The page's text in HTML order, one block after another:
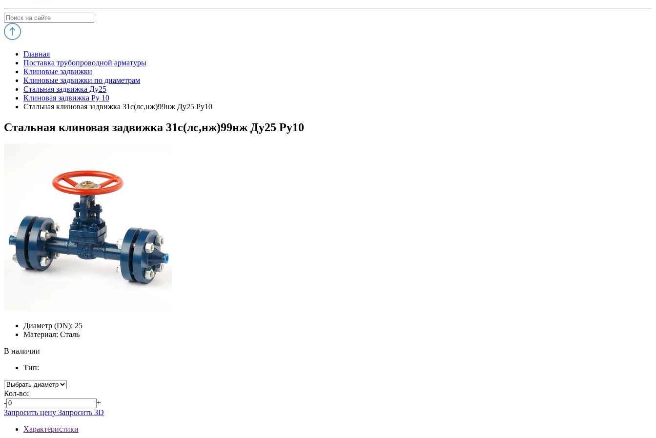
Главная
Поставка трубопроводной арматуры
Клиновые задвижки
Клиновые задвижки по диаметрам
Стальная задвижка Ду25
Клиновая задвижка Ру 10
Стальная клиновая задвижка 31с(лс,нж)99нж Ду25 Ру10
Стальная клиновая задвижка 31с(лс,нж)99нж Ду25 Ру10
Диаметр (DN): 25
Материал: Сталь
В наличии
Тип:
Кол-во:
-
+
Запросить цену Запросить 3D
Характеристики